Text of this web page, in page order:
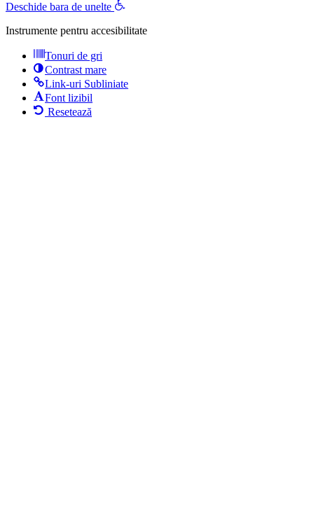
Deschide bara de unelte
Instrumente pentru accesibilitate
Tonuri de gri
Contrast mare
Link-uri Subliniate
Font lizibil
Resetează